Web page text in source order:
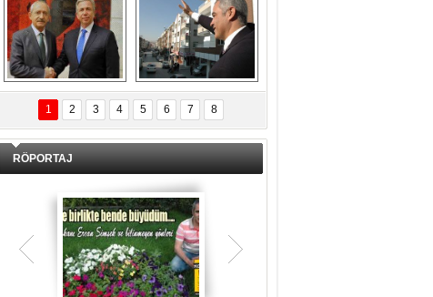
Uzun Adam
FİLMLERİNİ
ARATMAYAN
TANITIM
DAL İÇERİ ZÜBÜK!
ERCAN ŞİMŞEK
GÖLBAŞI'NDA
KASIRGA ETKİSİ
YARATTI !
1 2 3 4 5 6 7 8
RÖPORTAJ
Teşrik tekbiri nedir? Ne anlama gelir?